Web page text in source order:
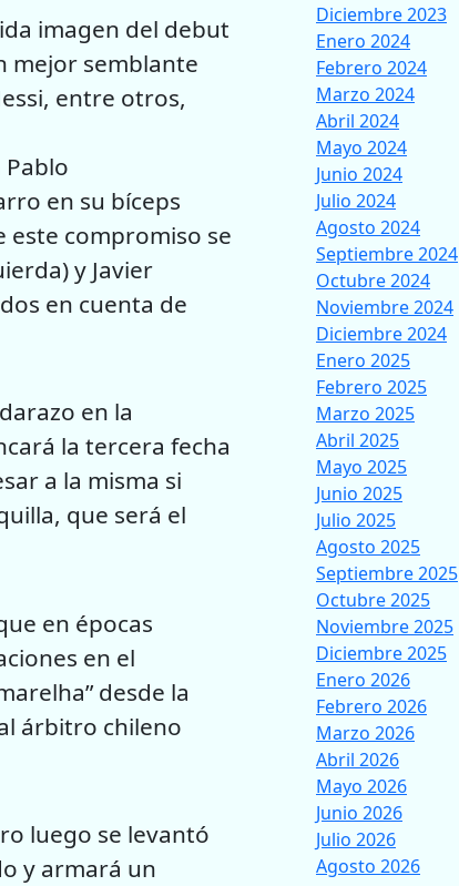
imagen del debut
mejor semblante
entre otros,
en su bíceps
este compromiso se
y Javier
en cuenta de
en la
la tercera fecha
a la misma si
que será el
en épocas
en el
desde la
árbitro chileno
luego se levantó
y armará un
Diciembre 2023
Enero 2024
Febrero 2024
Marzo 2024
Abril 2024
Mayo 2024
Junio 2024
Julio 2024
Agosto 2024
Septiembre 2024
Octubre 2024
Noviembre 2024
Diciembre 2024
Enero 2025
Febrero 2025
Marzo 2025
Abril 2025
Mayo 2025
Junio 2025
Julio 2025
Agosto 2025
Septiembre 2025
Octubre 2025
Noviembre 2025
Diciembre 2025
Enero 2026
Febrero 2026
Marzo 2026
Abril 2026
Mayo 2026
Junio 2026
Julio 2026
Agosto 2026